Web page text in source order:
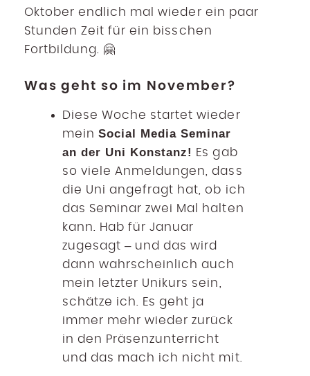
Oktober endlich mal wieder ein paar
Stunden Zeit für ein bisschen
Fortbildung. 🤗
Was geht so im November?
Diese Woche startet wieder
meinSocial Media Seminar
an der Uni Konstanz! Es gab
so viele Anmeldungen, dass
die Uni angefragt hat, ob ich
das Seminar zwei Mal halten
kann. Hab für Januar
zugesagt – und das wird
dann wahrscheinlich auch
mein letzter Unikurs sein,
schätze ich. Es geht ja
immer mehr wieder zurück
in den Präsenzunterricht
und das mach ich nicht mit.